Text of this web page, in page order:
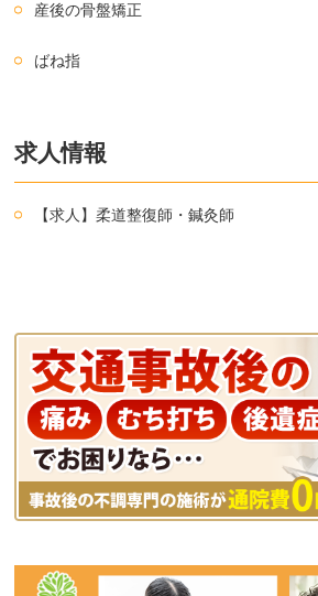
産後の骨盤矯正
ばね指
求人情報
【求人】柔道整復師・鍼灸師